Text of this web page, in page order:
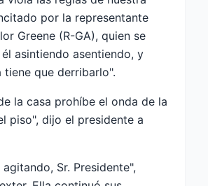
por la representante
Greene (R-GA), quien se
asintiendo asentiendo, y
tiene que derribarlo".
la casa prohíbe el onda de la
piso", dijo el presidente a
Sr. Presidente",